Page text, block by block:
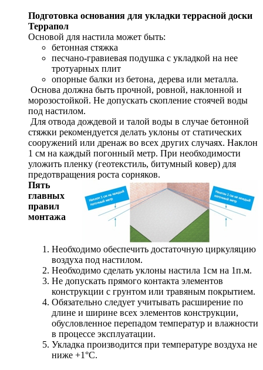
Подготовка основания для укладки террасной доски
Террапол
Основой для настила может быть:
бетонная стяжка
песчано-гравиевая подушка с укладкой на нее
тротуарных плит
опорные балки из бетона, дерева или металла.
Основа должна быть прочной, ровной, наклонной и
морозостойкой. Не допускать скопление стоячей воды
под настилом.
Для отвода дождевой и талой воды в случае бетонной
стяжки рекомендуется делать уклоны от статических
сооружений или дренаж во всех других случаях. Наклон
1 см на каждый погонный метр. При необходимости
уложить пленку (геотекстиль, битумный ковер) для
предотвращения роста сорняков.
Пять
главных
правил
монтажа
Необходимо обеспечить достаточную циркуляцию
воздуха под настилом.
Необходимо сделать уклоны настила 1см на 1п.м.
Не допускать прямого контакта элементов
конструкции с грунтом или травяным покрытием.
Обязательно следует учитывать расширение по
длине и ширине всех элементов конструкции,
обусловленное перепадом температур и влажности
в процессе эксплуатации.
Укладка производится при температуре воздуха не
ниже +1°С.